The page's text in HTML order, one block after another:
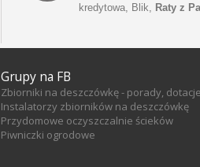
kredytowa, Blik, Raty z
Grupy na FB
Zbiorniki na deszczówkę - porady, dotacje
Instalatorzy zbiorników na deszczówkę
Przydomowe oczyszczalnie ścieków
Piwniczki ogrodowe